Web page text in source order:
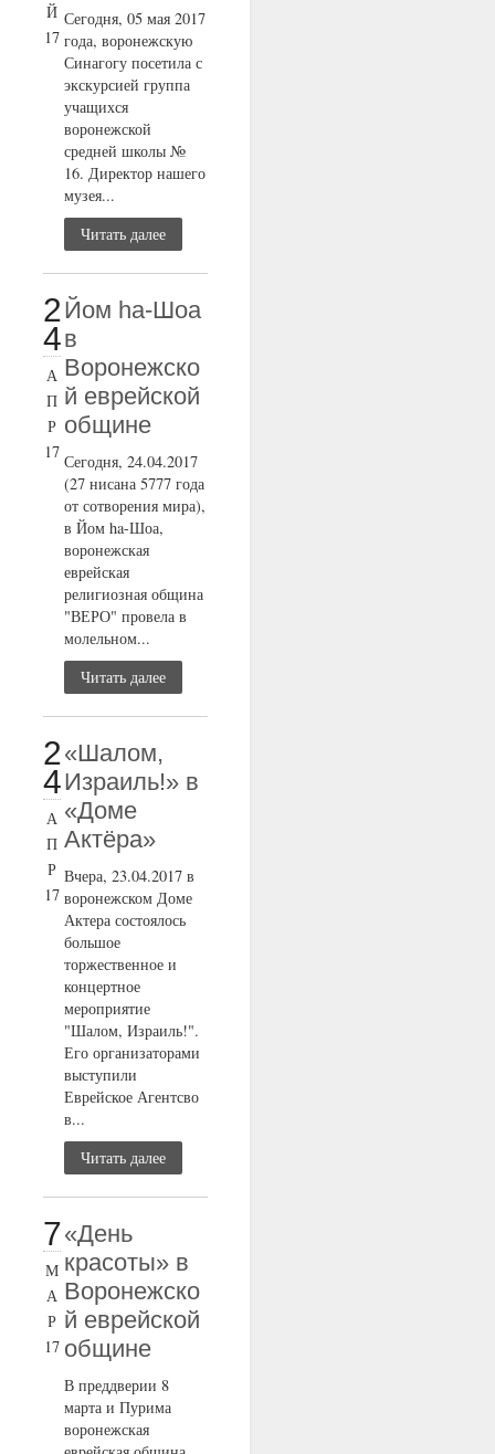
Й
17
Сегодня, 05 мая 2017
года, воронежскую
Синагогу посетила с
экскурсией группа
учащихся
воронежской
средней школы №
16. Директор нашего
музея...
Читать далее
2
4
А
П
Р
17
Йом ha-Шоа
в
Воронежско
й еврейской
общине
Сегодня, 24.04.2017
(27 нисана 5777 года
от сотворения мира),
в Йом ha-Шоа,
воронежская
еврейская
религиозная община
"ВЕРО" провела в
молельном...
Читать далее
2
4
А
П
Р
17
«Шалом,
Израиль!» в
«Доме
Актёра»
Вчера, 23.04.2017 в
воронежском Доме
Актера состоялось
большое
торжественное и
концертное
мероприятие
"Шалом, Израиль!".
Его организаторами
выступили
Еврейское Агентсво
в...
Читать далее
7
М
А
Р
17
«День
красоты» в
Воронежско
й еврейской
общине
В преддверии 8
марта и Пурима
воронежская